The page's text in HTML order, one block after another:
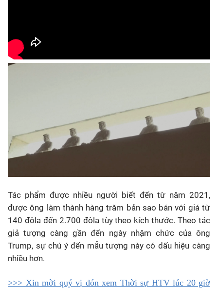
Tác phẩm được nhiều người biết đến từ năm 2021,
được ông làm thành hàng trăm bản sao bán với giá từ
140 đôla đến 2.700 đôla tùy theo kích thước. Theo tác
giả tượng càng gần đến ngày nhậm chức của ông
Trump, sự chú ý đến mẫu tượng này có dấu hiệu càng
nhiều hơn.
>>> Xin mời quý vị đón xem Thời sự HTV lúc 20 giờ